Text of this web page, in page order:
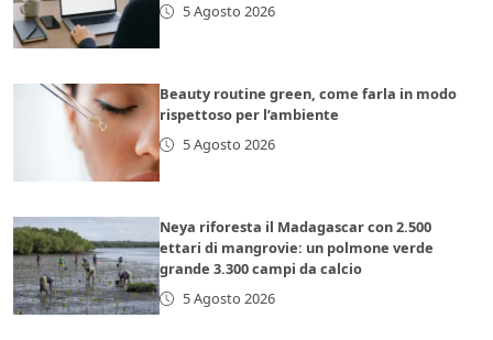
5 Agosto 2026
Beauty routine green, come farla in modo
rispettoso per l’ambiente
5 Agosto 2026
Neya riforesta il Madagascar con 2.500
ettari di mangrovie: un polmone verde
grande 3.300 campi da calcio
5 Agosto 2026